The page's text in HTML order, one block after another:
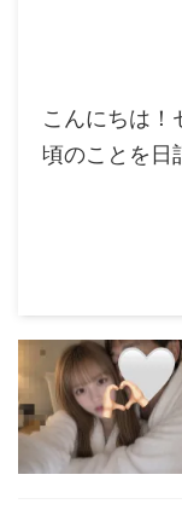
こんにちは！
頃のことを日